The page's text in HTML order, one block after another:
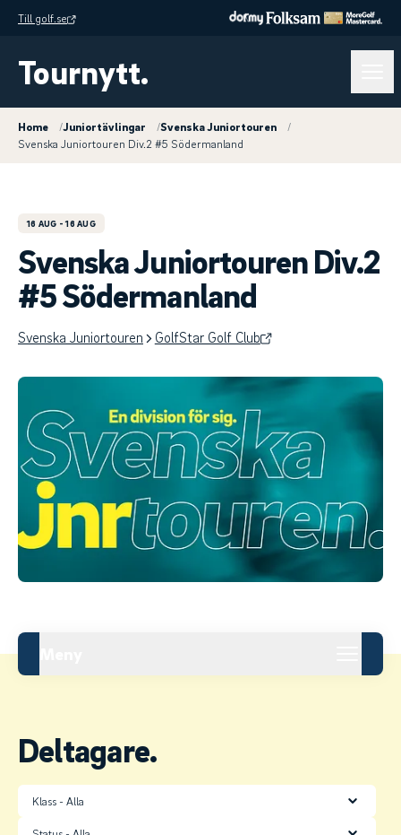
Till golf.se
Tournytt.
Home /Juniortävlingar /Svenska Juniortouren
/
Svenska Juniortouren Div.2 #5 Södermanland
16 AUG - 16 AUG
Svenska Juniortouren Div.2
#5 Södermanland
Svenska Juniortouren GolfStar Golf Club
Deltagare.
Klass
Status